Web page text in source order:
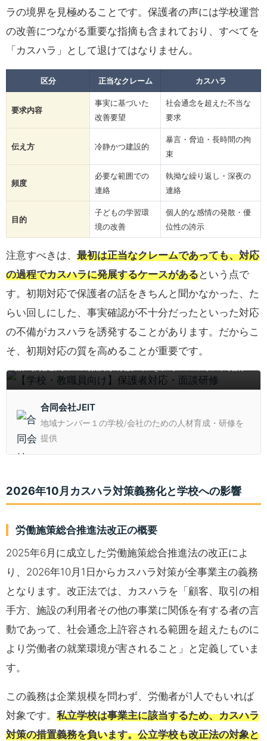
ラの境界を見極めることです。保護者の声には学校運営
の改善につながる重要な指摘も含まれており、すべてを
「カスハラ」として退けてはなりません。
区分 正当なクレーム カスハラ
要求内容
事実に基づいた
改善要望
社会通念を超えた不当な
要求
伝え方 冷静かつ建設的
暴言・脅迫・長時間の拘
束
頻度
必要な範囲での
連絡
執拗な繰り返し・深夜の
連絡
目的
子どもの学習環
境の改善
個人的な感情の発散・優
位性の誇示
注意すべきは、 最初は正当なクレームであっても、対応
の過程でカスハラに発展するケースがあるという点で
す。初期対応で保護者の話をきちんと聞かなかった、た
らい回しにした、事実確認が不十分だったといった対応
の不備がカスハラを誘発することがあります。だからこ
そ、初期対応の質を高めることが重要です。
【学校・教職員向け】保護者対応・面談研修
る研修プラン。メラビアンの法則を踏まえたマナー、質問力・伝える力強化か
ら、行き過ぎた要求への対処法まで学べるカリキュラムを提供。
合同会社JEIT
地域ナンバー１の学校/会社のための人材育成・研修を
提供
2026年10月カスハラ対策義務化と学校への影響
労働施策総合推進法改正の概要
2025年6月に成立した労働施策総合推進法の改正によ
り、2026年10月1日からカスハラ対策が全事業主の義務
となります。改正法では、カスハラを「顧客、取引の相
手方、施設の利用者その他の事業に関係を有する者の言
動であって、社会通念上許容される範囲を超えたものに
より労働者の就業環境が害されること」と定義していま
す。
この義務は企業規模を問わず、労働者が1人でもいれば
対象です。 私立学校は事業主に該当するため、カスハラ
対策の措置義務を負います。公立学校も改正法の対象と